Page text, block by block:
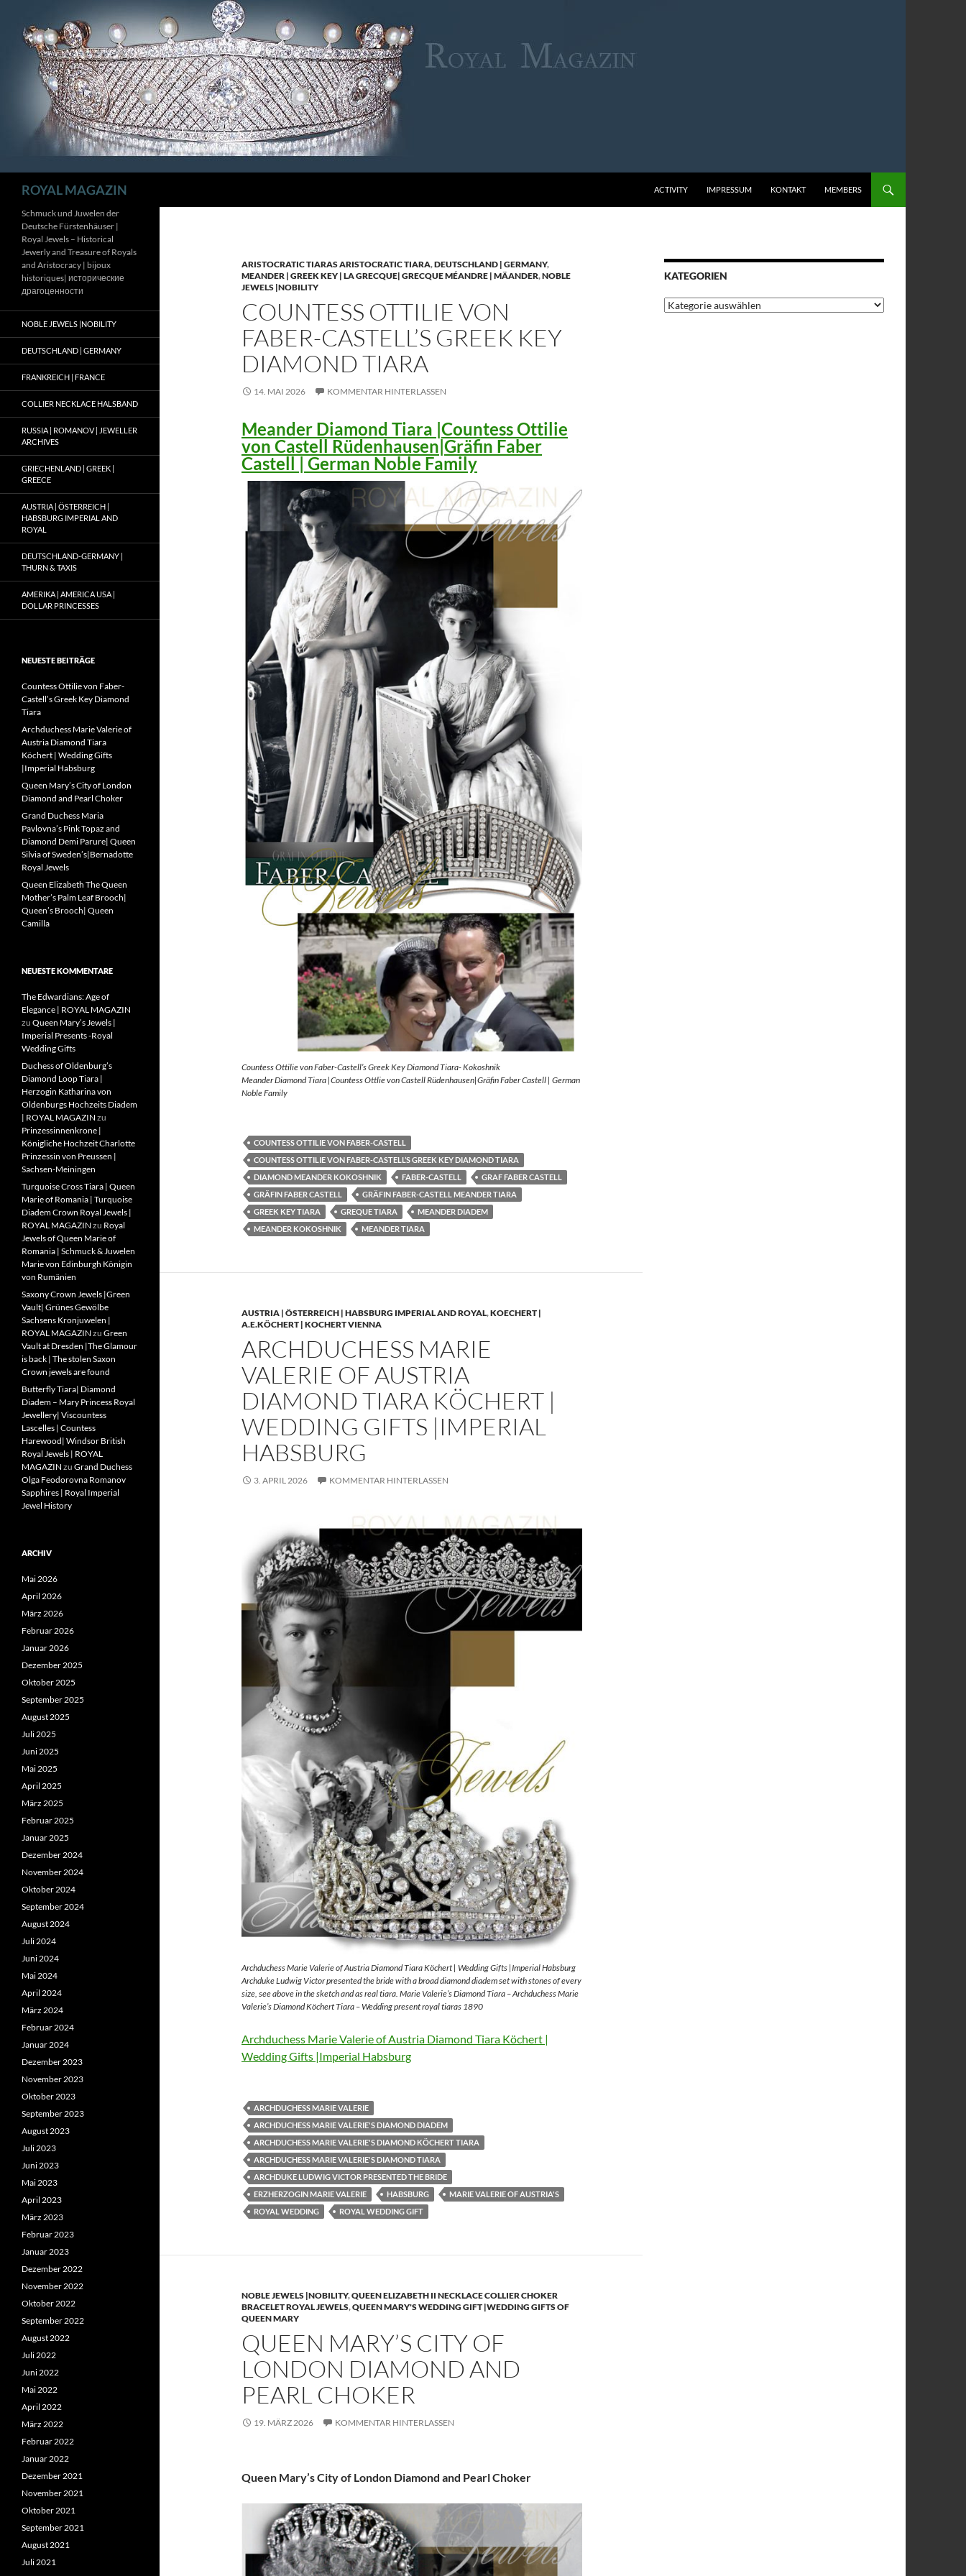
Inhalt
springen
ROYAL MAGAZIN ACTIVITY IMPRESSUM KONTAKT MEMBERS
ARISTOCRATIC TIARAS ARISTOCRATIC TIARA,DEUTSCHLAND | GERMANY,
MEANDER | GREEK KEY | LA GRECQUE| GRECQUE MÉANDRE | MÄANDER,NOBLE
JEWELS |NOBILITY
COUNTESS OTTILIE VON
FABER-CASTELL’S GREEK KEY
DIAMOND TIARA
14. MAI 2026 KOMMENTAR HINTERLASSEN
Meander Diamond Tiara |Countess Ottilie
von Castell Rüdenhausen|Gräfin Faber
Castell | German Noble Family
Countess Ottilie von Faber-Castell’s Greek Key Diamond Tiara- Kokoshnik
Meander Diamond Tiara |Countess Ottlie von Castell Rüdenhausen|Gräfin Faber Castell | German
Noble Family
COUNTESS OTTILIE VON FABER-CASTELL
COUNTESS OTTILIE VON FABER-CASTELL’S GREEK KEY DIAMOND TIARA
DIAMOND MEANDER KOKOSHNIK
FABER-CASTELL
GRAF FABER CASTELL
GRÄFIN FABER CASTELL
GRÄFIN FABER-CASTELL MEANDER TIARA
GREEK KEY TIARA
GREQUE TIARA
MEANDER DIADEM
MEANDER KOKOSHNIK
MEANDER TIARA
AUSTRIA | ÖSTERREICH | HABSBURG IMPERIAL AND ROYAL,KOECHERT |
A.E.KÖCHERT | KOCHERT VIENNA
ARCHDUCHESS MARIE
VALERIE OF AUSTRIA
DIAMOND TIARA KÖCHERT |
WEDDING GIFTS |IMPERIAL
HABSBURG
3. APRIL 2026 KOMMENTAR HINTERLASSEN
Archduchess Marie Valerie of Austria Diamond Tiara Köchert | Wedding Gifts |Imperial Habsburg
Archduke Ludwig Victor presented the bride with a broad diamond diadem set with stones of every
size, see above in the sketch and as real tiara. Marie Valerie’s Diamond Tiara – Archduchess Marie
Valerie’s Diamond Köchert Tiara – Wedding present royal tiaras 1890
Archduchess Marie Valerie of Austria Diamond Tiara Köchert |
Wedding Gifts |Imperial Habsburg
ARCHDUCHESS MARIE VALERIE
ARCHDUCHESS MARIE VALERIE'S DIAMOND DIADEM
ARCHDUCHESS MARIE VALERIE'S DIAMOND KÖCHERT TIARA
ARCHDUCHESS MARIE VALERIE'S DIAMOND TIARA
ARCHDUKE LUDWIG VICTOR PRESENTED THE BRIDE
ERZHERZOGIN MARIE VALERIE
HABSBURG
MARIE VALERIE OF AUSTRIA'S
ROYAL WEDDING
ROYAL WEDDING GIFT
NOBLE JEWELS |NOBILITY,QUEEN ELIZABETH II NECKLACE COLLIER CHOKER
BRACELET ROYAL JEWELS,QUEEN MARY'S WEDDING GIFT |WEDDING GIFTS OF
QUEEN MARY
QUEEN MARY’S CITY OF
LONDON DIAMOND AND
PEARL CHOKER
19. MÄRZ 2026 KOMMENTAR HINTERLASSEN
Queen Mary’s City of London Diamond and Pearl Choker
KATEGORIEN
Kategorien
Schmuck und Juwelen der
Deutsche Fürstenhäuser |
Royal Jewels – Historical
Jewerly and Treasure of Royals
and Aristocracy | bijoux
historiques| исторические
драгоценности
NOBLE JEWELS |NOBILITY
DEUTSCHLAND | GERMANY
FRANKREICH | FRANCE
COLLIER NECKLACE HALSBAND
RUSSIA | ROMANOV | JEWELLER
ARCHIVES
GRIECHENLAND | GREEK |
GREECE
AUSTRIA | ÖSTERREICH |
HABSBURG IMPERIAL AND
ROYAL
DEUTSCHLAND-GERMANY |
THURN & TAXIS
AMERIKA | AMERICA USA |
DOLLAR PRINCESSES
NEUESTE BEITRÄGE
Countess Ottilie von Faber-
Castell’s Greek Key Diamond
Tiara
Archduchess Marie Valerie of
Austria Diamond Tiara
Köchert | Wedding Gifts
|Imperial Habsburg
Queen Mary’s City of London
Diamond and Pearl Choker
Grand Duchess Maria
Pavlovna’s Pink Topaz and
Diamond Demi Parure| Queen
Silvia of Sweden’s|Bernadotte
Royal Jewels
Queen Elizabeth The Queen
Mother’s Palm Leaf Brooch|
Queen’s Brooch| Queen
Camilla
NEUESTE KOMMENTARE
The Edwardians: Age of
Elegance | ROYAL MAGAZIN
zu Queen Mary’s Jewels |
Imperial Presents -Royal
Wedding Gifts
Duchess of Oldenburg’s
Diamond Loop Tiara |
Herzogin Katharina von
Oldenburgs Hochzeits Diadem
| ROYAL MAGAZIN zu
Prinzessinnenkrone |
Königliche Hochzeit Charlotte
Prinzessin von Preussen |
Sachsen-Meiningen
Turquoise Cross Tiara | Queen
Marie of Romania | Turquoise
Diadem Crown Royal Jewels |
ROYAL MAGAZIN zu Royal
Jewels of Queen Marie of
Romania | Schmuck & Juwelen
Marie von Edinburgh Königin
von Rumänien
Saxony Crown Jewels |Green
Vault| Grünes Gewölbe
Sachsens Kronjuwelen |
ROYAL MAGAZIN zu Green
Vault at Dresden |The Glamour
is back | The stolen Saxon
Crown jewels are found
Butterfly Tiara| Diamond
Diadem – Mary Princess Royal
Jewellery| Viscountess
Lascelles | Countess
Harewood| Windsor British
Royal Jewels | ROYAL
MAGAZIN zu Grand Duchess
Olga Feodorovna Romanov
Sapphires | Royal Imperial
Jewel History
ARCHIV
Mai 2026
April 2026
März 2026
Februar 2026
Januar 2026
Dezember 2025
Oktober 2025
September 2025
August 2025
Juli 2025
Juni 2025
Mai 2025
April 2025
März 2025
Februar 2025
Januar 2025
Dezember 2024
November 2024
Oktober 2024
September 2024
August 2024
Juli 2024
Juni 2024
Mai 2024
April 2024
März 2024
Februar 2024
Januar 2024
Dezember 2023
November 2023
Oktober 2023
September 2023
August 2023
Juli 2023
Juni 2023
Mai 2023
April 2023
März 2023
Februar 2023
Januar 2023
Dezember 2022
November 2022
Oktober 2022
September 2022
August 2022
Juli 2022
Juni 2022
Mai 2022
April 2022
März 2022
Februar 2022
Januar 2022
Dezember 2021
November 2021
Oktober 2021
September 2021
August 2021
Juli 2021